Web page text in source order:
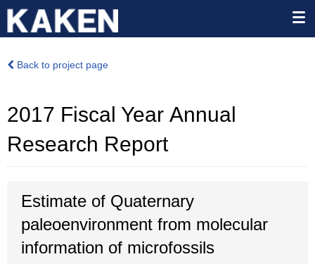
Back to project page
2017 Fiscal Year Annual
Research Report
Estimate of Quaternary
paleoenvironment from molecular
information of microfossils